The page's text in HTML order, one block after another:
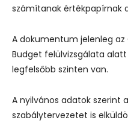
számítanak értékpapírnak
A dokumentum jelenleg
Budget felülvizsgálata
legfelsőbb szinten van.
A nyilvános adatok szerint
szabálytervezetet is